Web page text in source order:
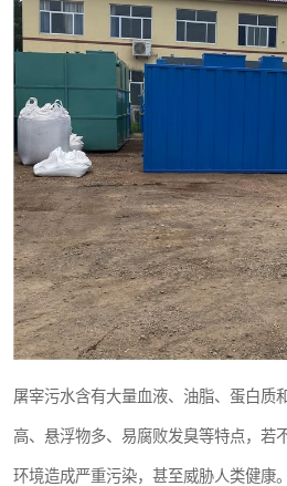
屠宰污水含有大量血液、油脂、蛋白质
高、悬浮物多、易腐败发臭等特点，若
环境造成严重污染，甚至威胁人类健康。